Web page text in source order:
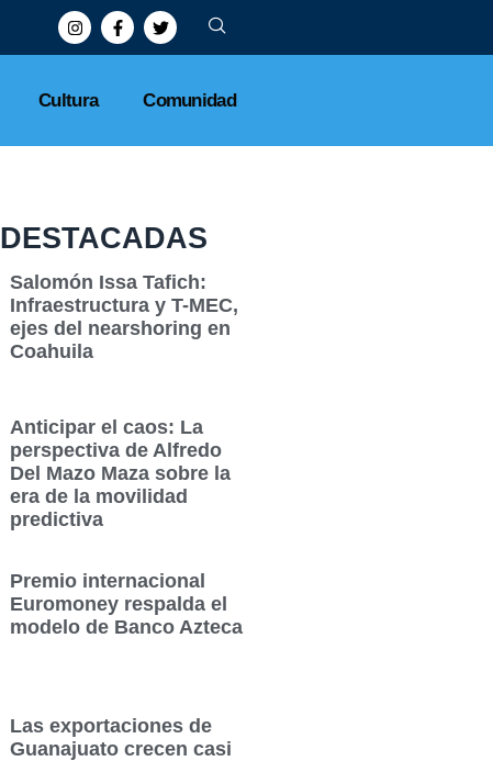
Cultura Comunidad
DESTACADAS
Salomón Issa Tafich:
Infraestructura y T-MEC,
ejes del nearshoring en
Coahuila
Anticipar el caos: La
perspectiva de Alfredo
Del Mazo Maza sobre la
era de la movilidad
predictiva
Premio internacional
Euromoney respalda el
modelo de Banco Azteca
Las exportaciones de
Guanajuato crecen casi